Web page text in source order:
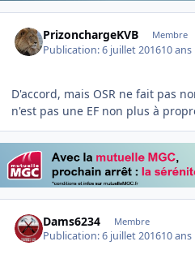
PrizonchargeKVB Membre
Publication:6 juillet 201610 ans
D'accord, mais OSR ne fait pas
n'est pas une EF non plus à
Dams6234 Membre
Publication:6 juillet 201610 ans